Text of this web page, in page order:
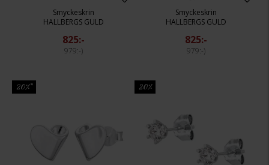
Smyckeskrin
HALLBERGS GULD
825:-
979:-
Smyckeskrin
HALLBERGS GULD
825:-
979:-
20%* 20%